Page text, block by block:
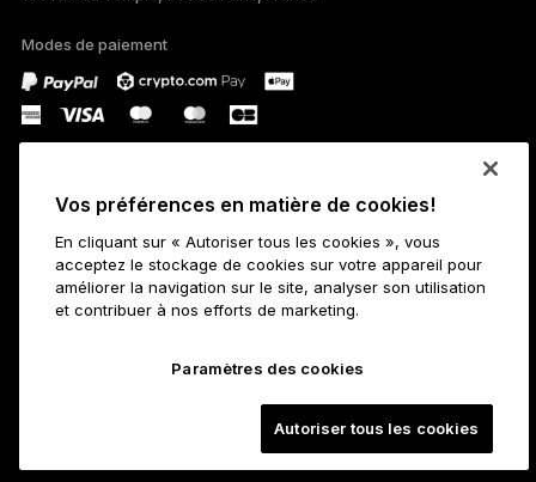
ESPAÑOL
РУССКИЙ
日本語
한국어
Modes de paiement
Official Jersey Patch Partner of the San Antonio Spurs
Vos préférences en matière de cookies!
En cliquant sur « Autoriser tous les cookies », vous
acceptez le stockage de cookies sur votre appareil pour
améliorer la navigation sur le site, analyser son utilisation
et contribuer à nos efforts de marketing.
Paramètres des cookies
Autoriser tous les cookies